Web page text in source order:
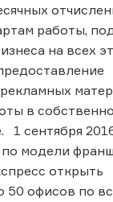
работы,
на всех
в
1 сентября
модели
открыть
50 офисов по